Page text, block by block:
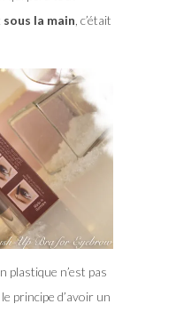
la main , c’était
plastique n’est pas
principe d’avoir un